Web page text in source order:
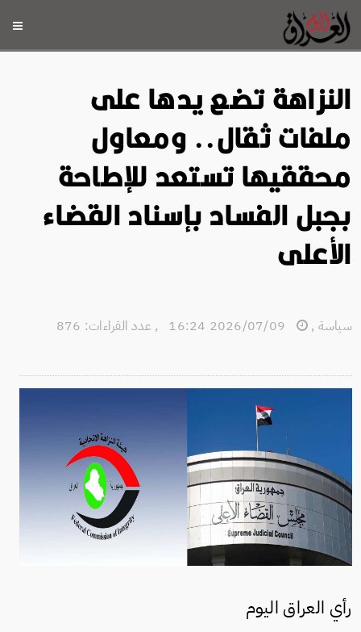
النزاهة تضع يدها على
ملفات ثقال.. ومعاول
محققيها تستعد للإطاحة
بجبل الفساد بإسناد القضاء
الأعلى
سياسة ,
, عدد القراءات: 876
رأي العراق اليوم